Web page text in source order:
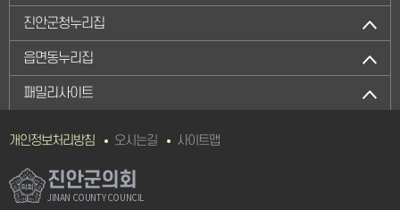
진안군청누리집
읍면동누리집
패밀리사이트
개인정보처리방침 오시는길 사이트맵
진안군의회
JINAN COUNTY COUNCIL